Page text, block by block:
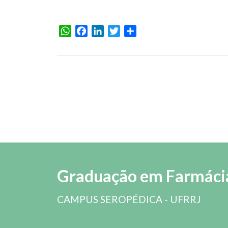
WhatsAppFacebookLinkedInTwitter
Graduação em
CAMPUS SEROPÉDICA - UFRRJ